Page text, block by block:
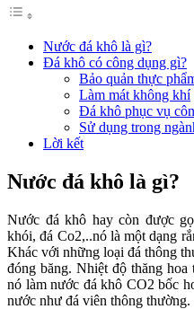
Nước đá khô là gì?
Đá khô có công dụng gì?
Bảo quản thực
Làm mát không khí
Đá khô phục vụ
Sử dụng trong
Lời kết
Nước đá khô là gì?
Nước đá khô hay còn được
khói, đá Co2,..nó là một dạng
Khác với những loại đá thông
đóng băng. Nhiệt độ thăng
nó làm nước đá khô CO2 bốc
nước như đá viên thông thường.